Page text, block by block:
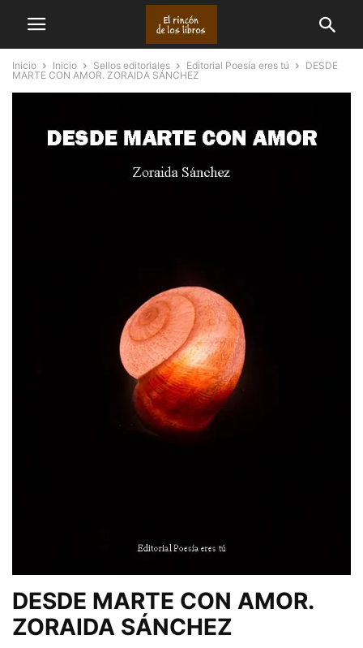
Inicio Inicio Sellos editoriales Editorial Poesía eres tú
DESDE
MARTE CON AMOR. ZORAIDA SÁNCHEZ
DESDE MARTE CON AMOR.
ZORAIDA SÁNCHEZ